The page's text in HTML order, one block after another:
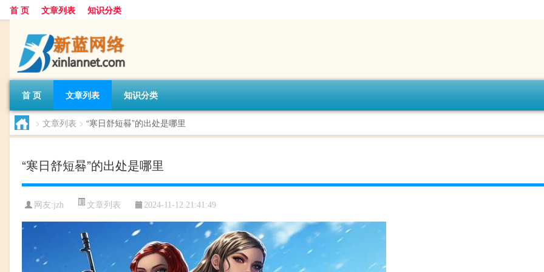
首 页 文章列表 知识分类
首 页 文章列表 知识分类
> 文章列表 > “寒日舒短晷”的出处是哪里
“寒日舒短晷”的出处是哪里
网友:jzh 文章列表 2024-11-12 21:41:49